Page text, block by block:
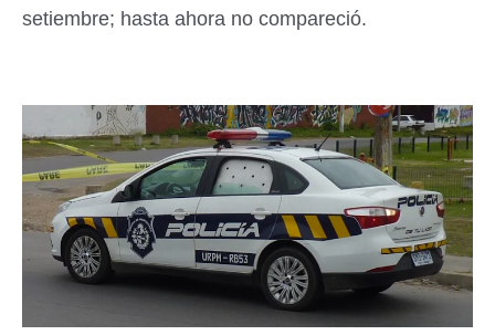
setiembre; hasta ahora no compareció.